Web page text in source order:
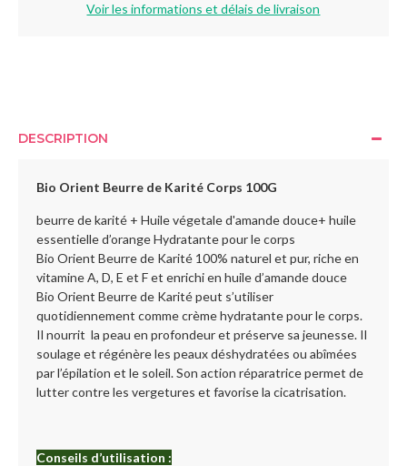
Voir les informations et délais de livraison
DESCRIPTION
Bio Orient Beurre de Karité Corps 100G
beurre de karité + Huile végetale d'amande douce+ huile
essentielle d’orange Hydratante pour le corps
Bio Orient Beurre de Karité 100% naturel et pur, riche en
vitamine A, D, E et F et enrichi en huile d’amande douce
Bio Orient Beurre de Karité peut s’utiliser
quotidiennement comme crème hydratante pour le corps.
Il nourrit la peau en profondeur et préserve sa jeunesse. Il
soulage et régénère les peaux déshydratées ou abîmées
par l’épilation et le soleil. Son action réparatrice permet de
lutter contre les vergetures et favorise la cicatrisation.
Conseils d’utilisation :